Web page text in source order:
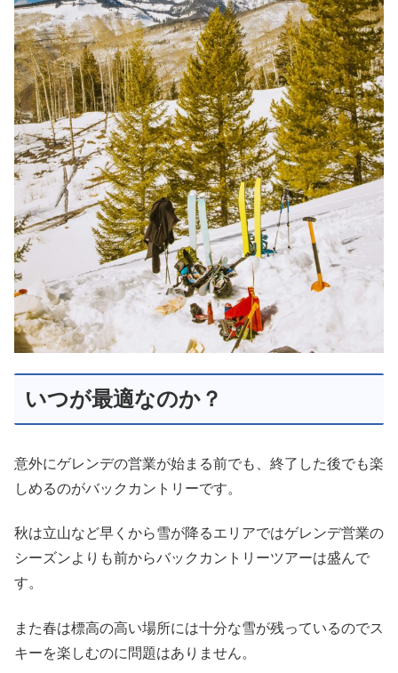
いつが最適なのか？
意外にゲレンデの営業が始まる前でも、終了した後でも楽
しめるのがバックカントリーです。
秋は立山など早くから雪が降るエリアではゲレンデ営業の
シーズンよりも前からバックカントリーツアーは盛んで
す。
また春は標高の高い場所には十分な雪が残っているのでス
キーを楽しむのに問題はありません。